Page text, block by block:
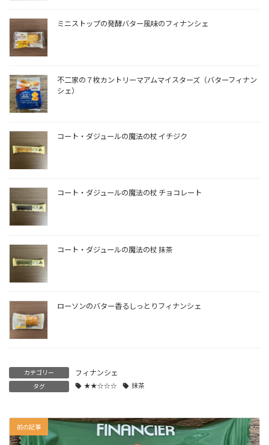
ミニストップの発酵バター風味のフィナンシェ
不二家の７枚カントリーマアムマイスターズ（バターフィナン
シェ）
コート・ダジュールの魔法の杖 イチジク
コート・ダジュールの魔法の杖 チョコレート
コート・ダジュールの魔法の杖 抹茶
ローソンのバター香るしっとりフィナンシェ
カテゴリー フィナンシェ
タグ ★★☆☆☆ 抹茶
前の記事